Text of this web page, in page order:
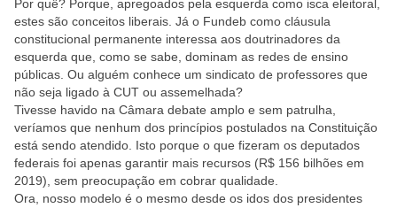
Por quê? Porque, apregoados pela esquerda como isca eleitoral,
estes são conceitos liberais. Já o Fundeb como cláusula
constitucional permanente interessa aos doutrinadores da
esquerda que, como se sabe, dominam as redes de ensino
públicas. Ou alguém conhece um sindicato de professores que
não seja ligado à CUT ou assemelhada?
Tivesse havido na Câmara debate amplo e sem patrulha,
veríamos que nenhum dos princípios postulados na Constituição
está sendo atendido. Isto porque o que fizeram os deputados
federais foi apenas garantir mais recursos (R$ 156 bilhões em
2019), sem preocupação em cobrar qualidade.
Ora, nosso modelo é o mesmo desde os idos dos presidentes